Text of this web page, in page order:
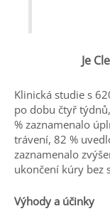
Je
Klinická studie s
po dobu čtyř
% zaznamenalo
trávení, 82 %
zaznamenalo
ukončení kúry bez
Výhody a účinky